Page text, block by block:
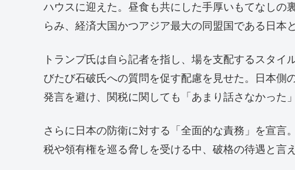
ハウスに迎えた。昼食も共にした手厚いもてなしの
らみ、経済大国かつアジア最大の同盟国である日本
トランプ氏は自ら記者を指し、場を支配するスタ
びたび石破氏への質問を促す配慮を見せた。日本側
発言を避け、関税に関しても「あまり話さなかった
さらに日本の防衛に対する「全面的な責務」を宣言
税や領有権を巡る脅しを受ける中、破格の待遇と言え